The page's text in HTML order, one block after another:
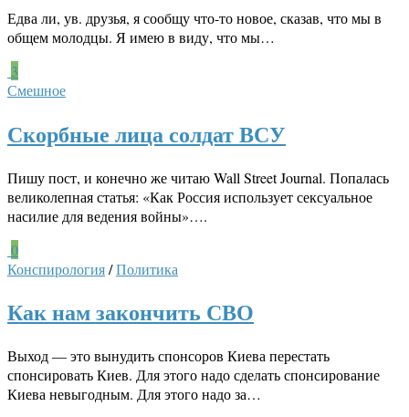
Едва ли, ув. друзья, я сообщу что-то новое, сказав, что мы в
общем молодцы. Я имею в виду, что мы…
3
Смешное
Скорбные лица солдат ВСУ
Пишу пост, и конечно же читаю Wall Street Journal. Попалась
великолепная статья: «Как Россия использует сексуальное
насилие для ведения войны»….
0
Конспирология/Политика
Как нам закончить СВО
Выход — это вынудить спонсоров Киева перестать
спонсировать Киев. Для этого надо сделать спонсирование
Киева невыгодным. Для этого надо за…